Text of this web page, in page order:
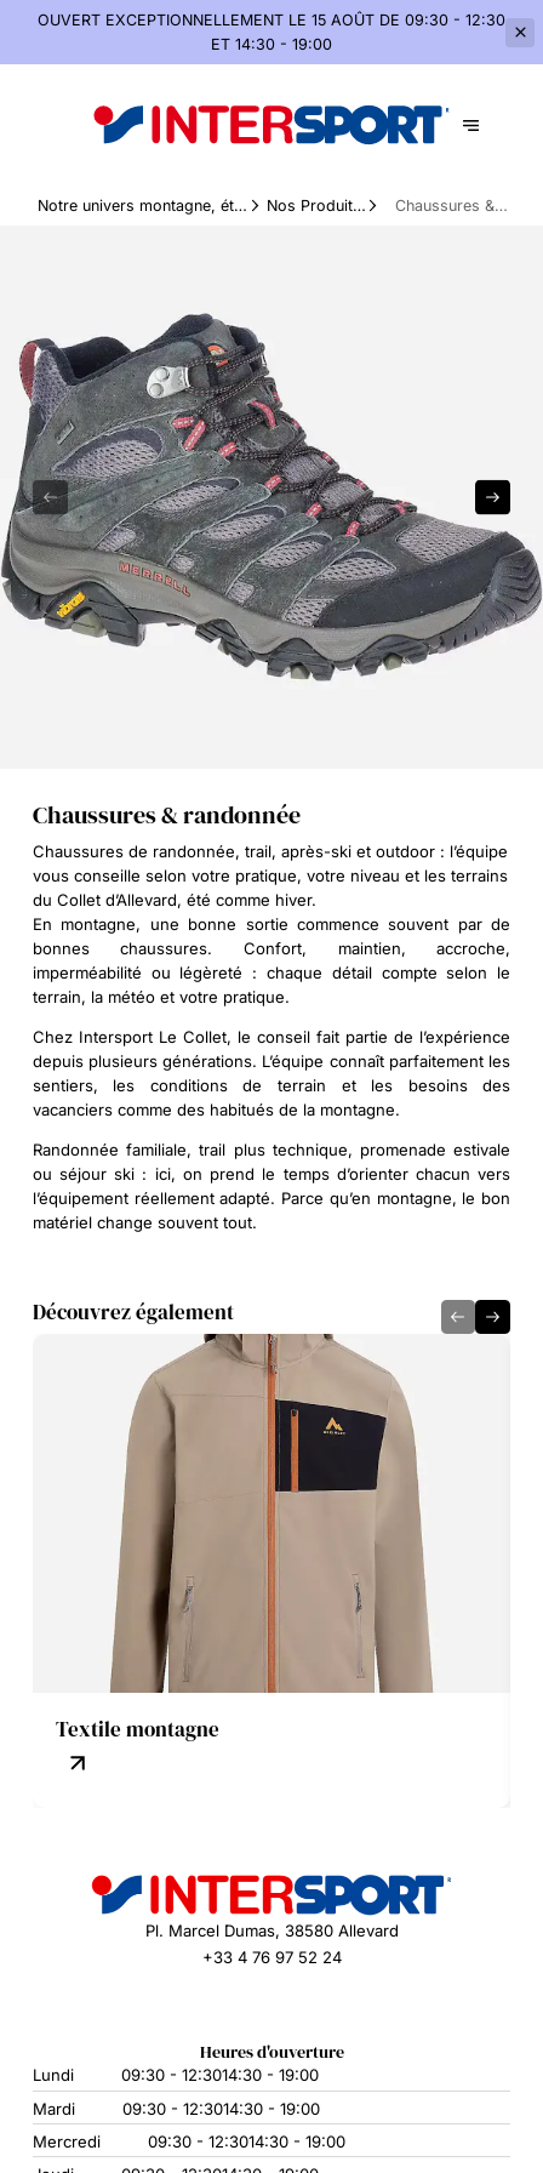
OUVERT EXCEPTIONNELLEMENT LE 15 AOÛT DE 09:30 - 12:30
ET 14:30 - 19:00
Notre univers montagne, été
Nos Produits
Chaussures &
Chaussures & randonnée
Chaussures de randonnée, trail, après-ski et outdoor : l’équipe
vous conseille selon votre pratique, votre niveau et les terrains
du Collet d’Allevard, été comme hiver.
En montagne, une bonne sortie commence souvent par de
bonnes chaussures. Confort, maintien, accroche,
imperméabilité ou légèreté : chaque détail compte selon le
terrain, la météo et votre pratique.
Chez Intersport Le Collet, le conseil fait partie de l’expérience
depuis plusieurs générations. L’équipe connaît parfaitement les
sentiers, les conditions de terrain et les besoins des
vacanciers comme des habitués de la montagne.
Randonnée familiale, trail plus technique, promenade estivale
ou séjour ski : ici, on prend le temps d’orienter chacun vers
l’équipement réellement adapté. Parce qu’en montagne, le bon
matériel change souvent tout.
Découvrez également
Textile montagne
Pl. Marcel Dumas, 38580 Allevard
+33 4 76 97 52 24
Heures d'ouverture
Lundi 09:30 - 12:3014:30 - 19:00
Mardi
09:30 - 12:3014:30 - 19:00
Mercredi
09:30 - 12:3014:30 - 19:00